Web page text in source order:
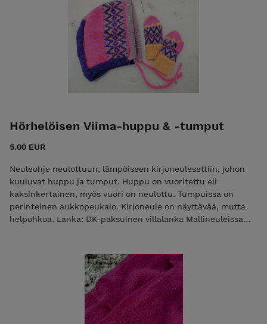
% alpakka, 20 % nylon 100 g = 400 m (paksuus fingering)
Vaikeustaso: haastava Takki neulotaan kauttaaltaan
pitsineuleella ja lisäksi tehdään kavennuksia ja lisäyksiä.
Pitsikuvio on säännöllistä ja helppoa. Takkia aloittaessa
kannattaa olla kokemusta vähintään yhden villapaidan
Hörhelöisen Viima-huppu & -tumput
5.00 EUR
Neuleohje neulottuun, lämpöiseen kirjoneulesettiin, johon
kuuluvat huppu ja tumput. Huppu on vuoritettu eli
kaksinkertainen, myös vuori on neulottu. Tumpuissa on
perinteinen aukkopeukalo. Kirjoneule on näyttävää, mutta
helpohkoa. Lanka: DK-paksuinen villalanka Mallineuleissa
tai Drops Karisma. Koko: yksi koko, aikuiselle hupun ympärys
64 cm hupun korkeus 36 cm tumppujen kämmenen leveys 9
neulomisen perussilmukat. Kirjoneule on helpohkoa:
säännöllistä ja helppo hahmottaa.